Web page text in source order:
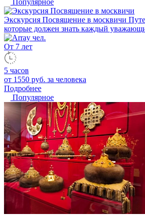
Экскурсия Посвящение в москвичи
которые должен знать каждый
От 7 лет
5 часов
от 1550 руб. за человека
Подробнее
Популярное